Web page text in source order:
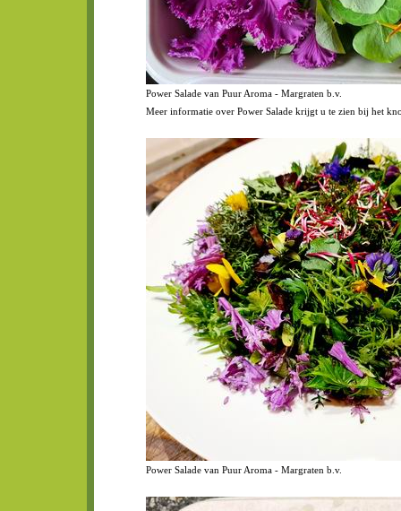
Power Salade van Puur Aroma - Margraten b.v.
Meer informatie over Power Salade krijgt u te zien bij het
Power Salade van Puur Aroma - Margraten b.v.